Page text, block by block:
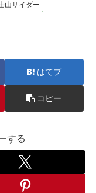
山サイダー
はてブ
コピー
する